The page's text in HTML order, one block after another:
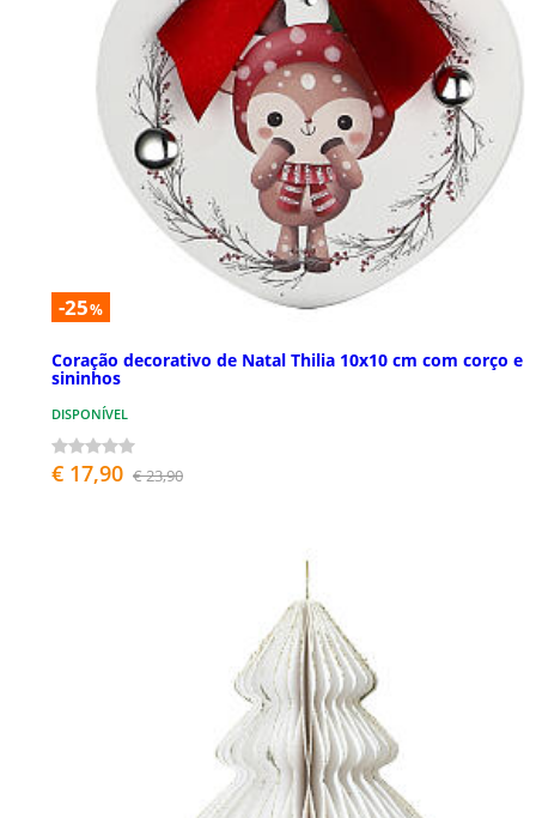
-25%
Coração decorativo de Natal Thilia 10x10 cm com corço e
sininhos
DISPONÍVEL
€ 17,90 € 23,90